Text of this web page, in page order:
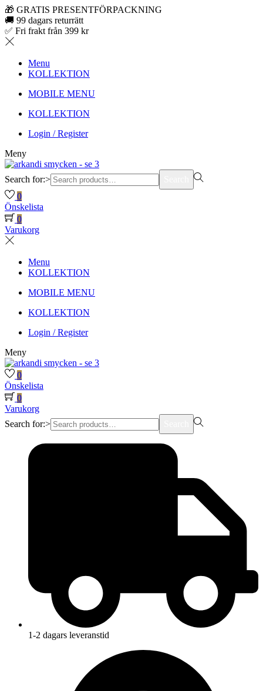
🎁 GRATIS PRESENTFÖRPACKNING
🚚 99 dagars returrätt
✅ Fri frakt från 399 kr
Menu
KOLLEKTION
MOBILE MENU
KOLLEKTION
Login / Register
Meny
Search for:>
0
Önskelista
0
Varukorg
Menu
KOLLEKTION
MOBILE MENU
KOLLEKTION
Login / Register
Meny
0
Önskelista
0
Varukorg
Search for:>
1-2 dagars leveranstid